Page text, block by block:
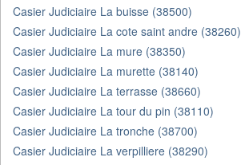
Casier Judiciaire La buisse (38500)
Casier Judiciaire La cote saint andre (38260)
Casier Judiciaire La mure (38350)
Casier Judiciaire La murette (38140)
Casier Judiciaire La terrasse (38660)
Casier Judiciaire La tour du pin (38110)
Casier Judiciaire La tronche (38700)
Casier Judiciaire La verpilliere (38290)